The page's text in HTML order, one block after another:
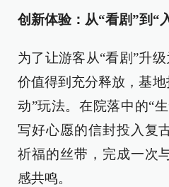
创新体验：从“看剧”到“
为了让游客从“看剧”升
价值得到充分释放，基
动”玩法。在院落中的“
写好心愿的信封投入复
祈福的丝带，完成一次
感共鸣。